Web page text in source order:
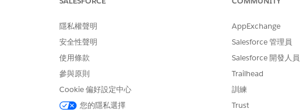
設定」,在「快速尋找」方塊中輸入流程,然後選取「
清單中,按一下具有互動步驟的流程。
動步驟,請在「選取某人完成動作」下,將指派類型選取為「
」。
您針對上線流程所設定的排隊,在排隊下。
隱私權聲明
安全性聲明
使用條款
參與原則
Cookie 偏好設定中心
您的隱私選擇
AppExchange
Salesforce 管理員
Salesforce 開發人員
Trailhead
訓練
Trust